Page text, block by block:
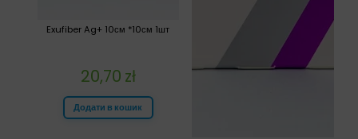
Exufiber Ag+ 10см *10см 1шт
20,70 zł
Додати в кошик